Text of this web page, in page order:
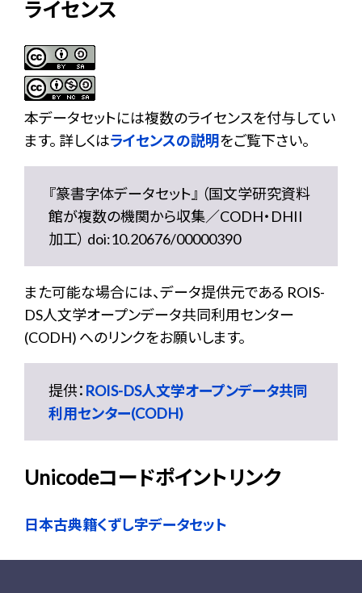
ライセンス
本データセットには複数のライセンスを付与してい
ます。 詳しくはライセンスの説明をご覧下さい。
『篆書字体データセット』 （国文学研究資料
館が複数の機関から収集／CODH・DHII
加工） doi:10.20676/00000390
また可能な場合には、データ提供元である ROIS-
DS人文学オープンデータ共同利用センター
(CODH) へのリンクをお願いします。
提供： ROIS-DS人文学オープンデータ共同
利用センター(CODH)
Unicodeコードポイントリンク
日本古典籍くずし字データセット